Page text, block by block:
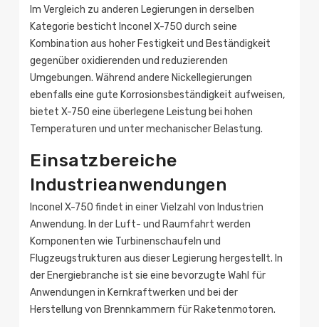
Im Vergleich zu anderen Legierungen in derselben
Kategorie besticht Inconel X-750 durch seine
Kombination aus hoher Festigkeit und Beständigkeit
gegenüber oxidierenden und reduzierenden
Umgebungen. Während andere Nickellegierungen
ebenfalls eine gute Korrosionsbeständigkeit aufweisen,
bietet X-750 eine überlegene Leistung bei hohen
Temperaturen und unter mechanischer Belastung.
Einsatzbereiche
Industrieanwendungen
Inconel X-750 findet in einer Vielzahl von Industrien
Anwendung. In der Luft- und Raumfahrt werden
Komponenten wie Turbinenschaufeln und
Flugzeugstrukturen aus dieser Legierung hergestellt. In
der Energiebranche ist sie eine bevorzugte Wahl für
Anwendungen in Kernkraftwerken und bei der
Herstellung von Brennkammern für Raketenmotoren.